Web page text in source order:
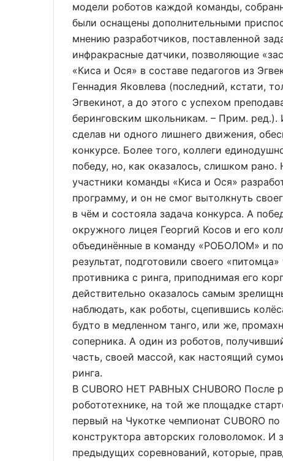
модели роботов каждой команды,
были оснащены дополнительными
мнению разработчиков, поставленной
инфракрасные датчики, позволяющие
«Киса и Ося» в составе педагогов из
Геннадия Яковлева (последний, кстати,
Эгвекинот, а до этого с успехом
беринговским школьникам. – Прим. ред.).
сделав ни одного лишнего движения,
конкурсе. Более того, коллеги
победу, но, как оказалось, слишком
участники команды «Киса и Ося»
программу, и он не смог вытолкнуть
в чём и состояла задача конкурса. А
окружного лицея Георгий Косов и его
объединённые в команду «РОБОЛОМ» и
результат, подготовили своего
противника с ринга, приподнимая его
действительно оказалось самым
наблюдать, как роботы, сцепившись
будто в медленном танго, или же,
соперника. А один из роботов,
часть, своей массой, как настоящий
ринга.
В CUBORO НЕТ РАВНЫХ CHUBORO После
робототехнике, на той же площадке
первый на Чукотке чемпионат CUBORO
конструктора авторских головоломок. И
предыдущих соревнований, которые,